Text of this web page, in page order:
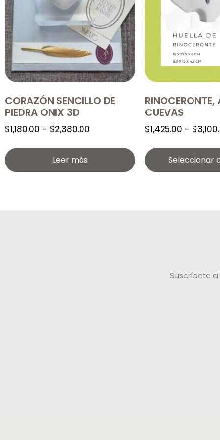
CORAZÓN SENCILLO DE
PIEDRA ONIX 3D
$1,180.00 - $2,380.00
Leer más
RINOCERONTE,
CUEVAS
$1,425.00 - $
Seleccionar
Suscríbete